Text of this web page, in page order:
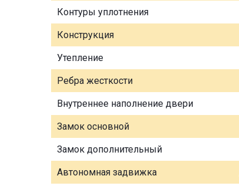
Контуры уплотнения
Конструкция
Утепление
Ребра жесткости
Внутреннее наполнение двери
Замок основной
Замок дополнительный
Автономная задвижка